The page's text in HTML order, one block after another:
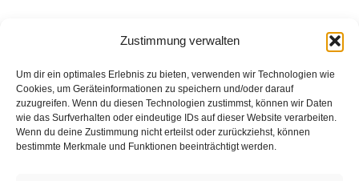
Zustimmung verwalten
Um dir ein optimales Erlebnis zu bieten, verwenden wir Technologien wie
Cookies, um Geräteinformationen zu speichern und/oder darauf
zuzugreifen. Wenn du diesen Technologien zustimmst, können wir Daten
wie das Surfverhalten oder eindeutige IDs auf dieser Website verarbeiten.
Wenn du deine Zustimmung nicht erteilst oder zurückziehst, können
bestimmte Merkmale und Funktionen beeinträchtigt werden.
Eingesetzte Kräfte: Feuerwehr Brinkum